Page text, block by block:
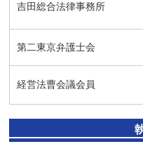
吉田総合法律事務所
第二東京弁護士会
経営法曹会議会員